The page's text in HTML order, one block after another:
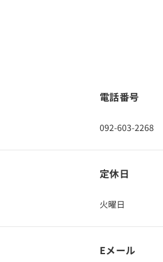
電話番号
092-603-2268
定休日
火曜日
Eメール